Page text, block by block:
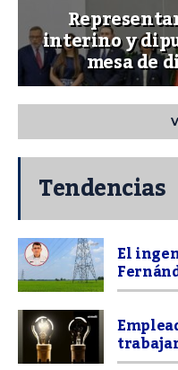
interino y
mesa de
Tendencias
El